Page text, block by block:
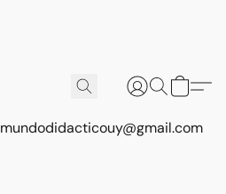
mundodidacticouy@gmail.com